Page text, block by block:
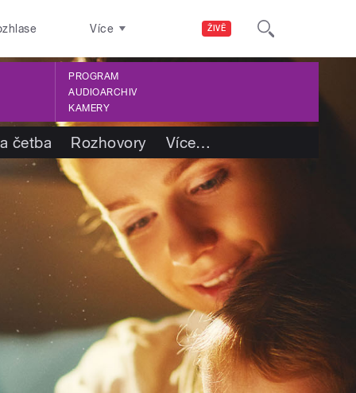
ŽIVĚ
Více
PROGRAM
AUDIOARCHIV
KAMERY
četba Rozhovory Více…